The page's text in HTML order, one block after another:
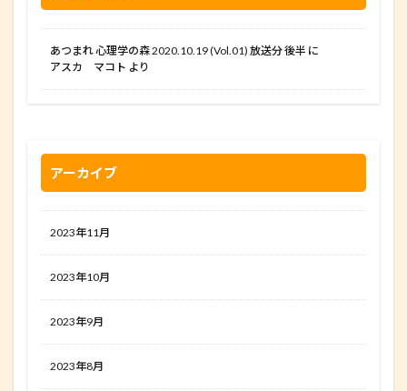
あつまれ 心理学の森 2020.10.19 (Vol.01) 放送分 後半 に
アスカ マコト より
アーカイブ
2023年11月
2023年10月
2023年9月
2023年8月